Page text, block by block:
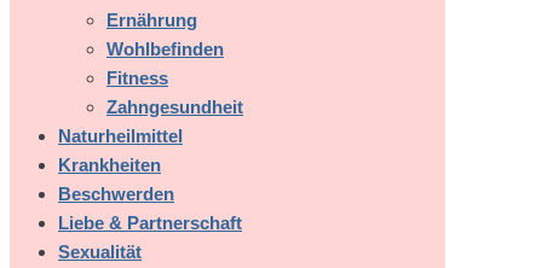
Ernährung
Wohlbefinden
Fitness
Zahngesundheit
Naturheilmittel
Krankheiten
Beschwerden
Liebe & Partnerschaft
Sexualität